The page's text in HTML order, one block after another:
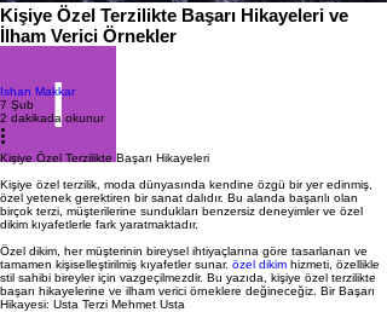
Kişiye Özel Terzilikte Başarı Hikayeleri ve
İlham Verici Örnekler
Ishan Makkar
7 Şub
2 dakikada okunur
Kişiye Özel Terzilikte Başarı Hikayeleri
Kişiye özel terzilik, moda dünyasında kendine özgü bir yer edinmiş,
özel yetenek gerektiren bir sanat dalıdır. Bu alanda başarılı olan
birçok terzi, müşterilerine sundukları benzersiz deneyimler ve özel
dikim kıyafetlerle fark yaratmaktadır.
Özel dikim, her müşterinin bireysel ihtiyaçlarına göre tasarlanan ve
tamamen kişiselleştirilmiş kıyafetler sunar. özel dikim hizmeti, özellikle
stil sahibi bireyler için vazgeçilmezdir. Bu yazıda, kişiye özel terzilikte
başarı hikayelerine ve ilham verici örneklere değineceğiz. Bir Başarı
Hikayesi: Usta Terzi Mehmet Usta